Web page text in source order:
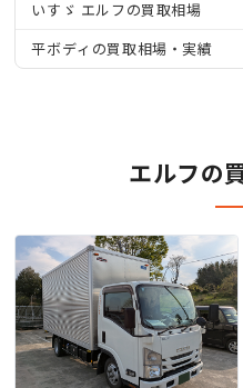
いすゞ エルフの買取相場
平ボディの買取相場・実績
エルフの